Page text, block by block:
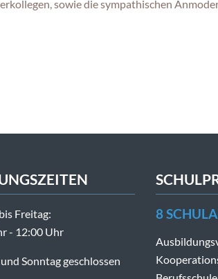
sowie die sympathischen
Freitag:
- 12:00 Uhr
Sonntag geschlossen
8